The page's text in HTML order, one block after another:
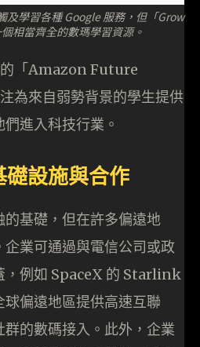
及學習各種 Google 服務，但「Grow
相當齊全的數瑪學習資源。
「Amazon Future
為來自弱勢背景的學生提供
進入科技行業。
礎設施與合作
基礎，但在許多偏遠地
業可通過與電信公司或政
，例如 SpaceX 的 Starlink
偏遠地區提供高速互聯
的數碼接入。此外，企業